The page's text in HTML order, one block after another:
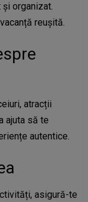
organizat.
reușită.
atracții
ajuta să te
autentice.
asigură-te